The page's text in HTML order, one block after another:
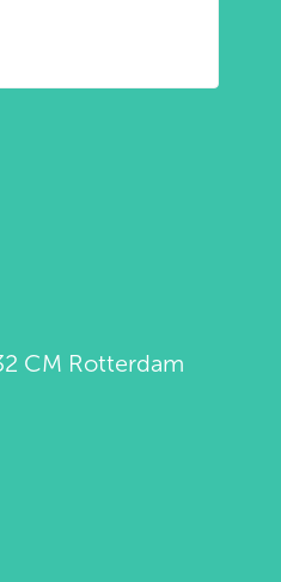
CM Rotterdam